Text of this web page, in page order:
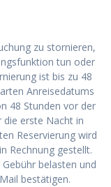
zu stornieren,
tun oder
ist bis zu 48
Anreisedatums
48 Stunden vor der
erste Nacht in
Reservierung wird
Rechnung gestellt.
belasten und
bestätigen.